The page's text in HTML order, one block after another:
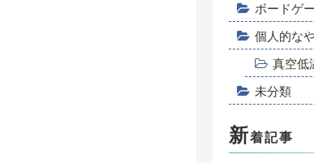
ボードゲ
個人的な
真空低
未分類
新着記事